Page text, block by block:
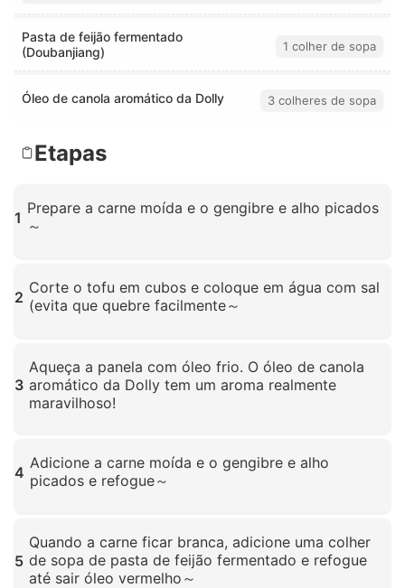
Pasta de feijão fermentado
(Doubanjiang)
1 colher de sopa
Óleo de canola aromático da Dolly 3 colheres de sopa
Etapas
1
Prepare a carne moída e o gengibre e alho picados
～
2
Corte o tofu em cubos e coloque em água com sal
(evita que quebre facilmente～
3
Aqueça a panela com óleo frio. O óleo de canola
aromático da Dolly tem um aroma realmente
maravilhoso!
4
Adicione a carne moída e o gengibre e alho
picados e refogue～
5
Quando a carne ficar branca, adicione uma colher
de sopa de pasta de feijão fermentado e refogue
até sair óleo vermelho～